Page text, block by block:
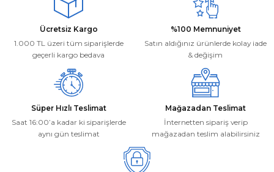
Ürün bilgilerinde hatalar bulunuyor.
Ürün fiyatı diğer sitelerden daha pahalı.
Bu ürüne benzer farklı alternatifler olmalı.
Deneyimini Paylaş
Ücretsiz Kargo
1.000 TL üzeri tüm siparişlerde
geçerli kargo bedava
%100 Memnuniyet
Satın aldığınız ürünlerde kolay iade
& değişim
Süper Hızlı Teslimat
Saat 16:00’a kadar ki siparişlerde
aynı gün teslimat
Mağazadan Teslimat
İnternetten sipariş verip
mağazadan teslim alabilirsiniz